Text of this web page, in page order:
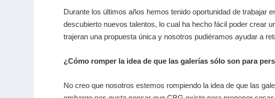
Durante los últimos años hemos tenido oportunidad de
descubierto nuevos talentos, lo cual ha hecho fácil poder crear
trajeran una propuesta única y nosotros pudiéramos ayudar a
¿Cómo romper la idea de que las galerías sólo son para
No creo que nosotros estemos rompiendo la idea de que las